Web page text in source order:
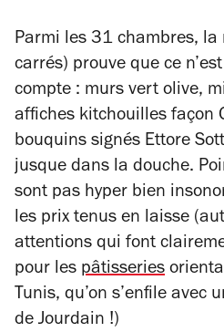
Parmi les 31 chambres,
carrés) prouve que ce
compte : murs vert olive,
affiches kitchouilles façon
bouquins signés Ettore
jusque dans la douche.
sont pas hyper bien
les prix tenus en laisse
attentions qui font
pour les pâtisseries
Tunis, qu’on s’enfile avec
de Jourdain !)